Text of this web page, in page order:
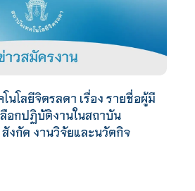
นโลยีจิตรลดา เรื่อง รายชื่อผู้มี
อกปฏิบัติงานในสถาบัน
สังกัด งานวิจัยและนวัตกิจ